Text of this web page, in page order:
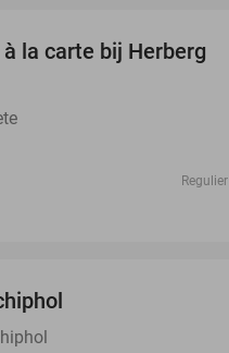
la carte bij Herberg
Regulier